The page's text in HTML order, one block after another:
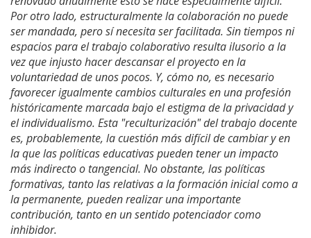
Por otro lado, estructuralmente la colaboración no puede
ser mandada, pero sí necesita ser facilitada. Sin tiempos ni
espacios para el trabajo colaborativo resulta ilusorio a la
vez que injusto hacer descansar el proyecto en la
voluntariedad de unos pocos. Y, cómo no, es necesario
favorecer igualmente cambios culturales en una profesión
históricamente marcada bajo el estigma de la privacidad y
el individualismo. Esta "reculturización" del trabajo docente
es, probablemente, la cuestión más difícil de cambiar y en
la que las políticas educativas pueden tener un impacto
más indirecto o tangencial. No obstante, las políticas
formativas, tanto las relativas a la formación inicial como a
la permanente, pueden realizar una importante
contribución, tanto en un sentido potenciador como
inhibidor.